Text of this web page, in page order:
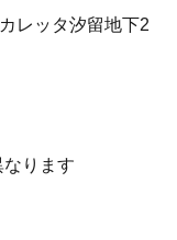
レッタ汐留地下2
ります